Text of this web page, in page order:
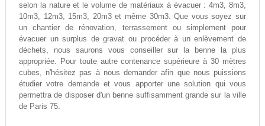
selon la nature et le volume de matériaux à évacuer : 4m3, 8m3,
10m3, 12m3, 15m3, 20m3 et même 30m3. Que vous soyez sur
un chantier de rénovation, terrassement ou simplement pour
évacuer un surplus de gravat ou procéder à un enlèvement de
déchets, nous saurons vous conseiller sur la benne la plus
appropriée. Pour toute autre contenance supérieure à 30 mètres
cubes, n'hésitez pas à nous demander afin que nous puissions
étudier votre demande et vous apporter une solution qui vous
permettra de disposer d'un benne suffisamment grande sur la ville
de Paris 75.